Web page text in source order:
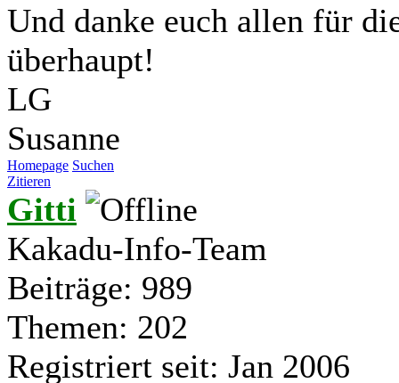
Und danke euch allen für
überhaupt!
LG
Susanne
Homepage Suchen
Zitieren
Gitti
Kakadu-Info-Team
Beiträge: 989
Themen: 202
Registriert seit: Jan 2006